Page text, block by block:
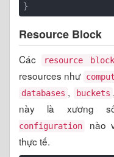
}
Resource Block
Các resource block
resources như
databases , buckets
này là xương
configuration
nào
thực tế.